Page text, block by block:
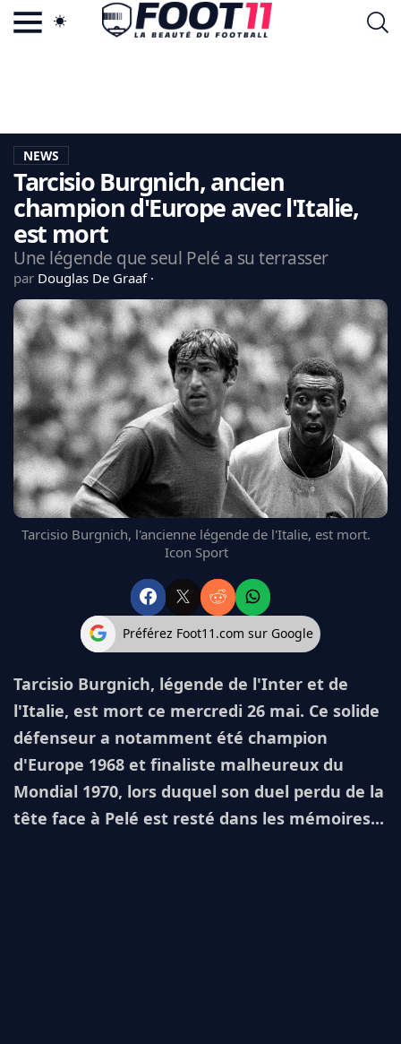
LA CHARTE
VIE PRIVÉE
CGU
CONTACTEZ-NOUS
MERCATO
CDM 2026
EDF
PSG
LIGUE 1
REAL MADRID
FC BARCELONE
MANCHESTER UNITED
CHELSEA
ARSENAL
BAYERN
L'AVIS DE LA RÉDAC'
NEWS
Tarcisio Burgnich, ancien
champion d'Europe avec l'Italie,
est mort
Une légende que seul Pelé a su terrasser
par Douglas De Graaf
Tarcisio Burgnich, l'ancienne légende de l'Italie, est mort.
Icon Sport
Préférez Foot11.com sur Google
Tarcisio Burgnich, légende de l'Inter et de
l'Italie, est mort ce mercredi 26 mai. Ce solide
défenseur a notamment été champion
d'Europe 1968 et finaliste malheureux du
Mondial 1970, lors duquel son duel perdu de la
tête face à Pelé est resté dans les mémoires...